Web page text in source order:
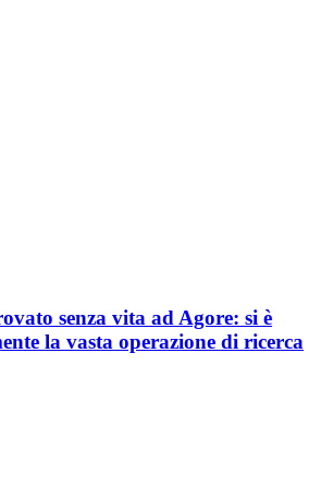
senza vita ad Agore: si è
la vasta operazione di ricerca